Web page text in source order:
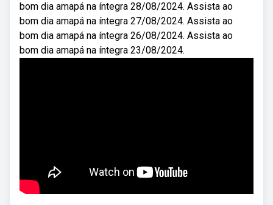
bom dia amapá na íntegra 28/08/2024. Assista ao
bom dia amapá na íntegra 27/08/2024. Assista ao
bom dia amapá na íntegra 26/08/2024. Assista ao
bom dia amapá na íntegra 23/08/2024.